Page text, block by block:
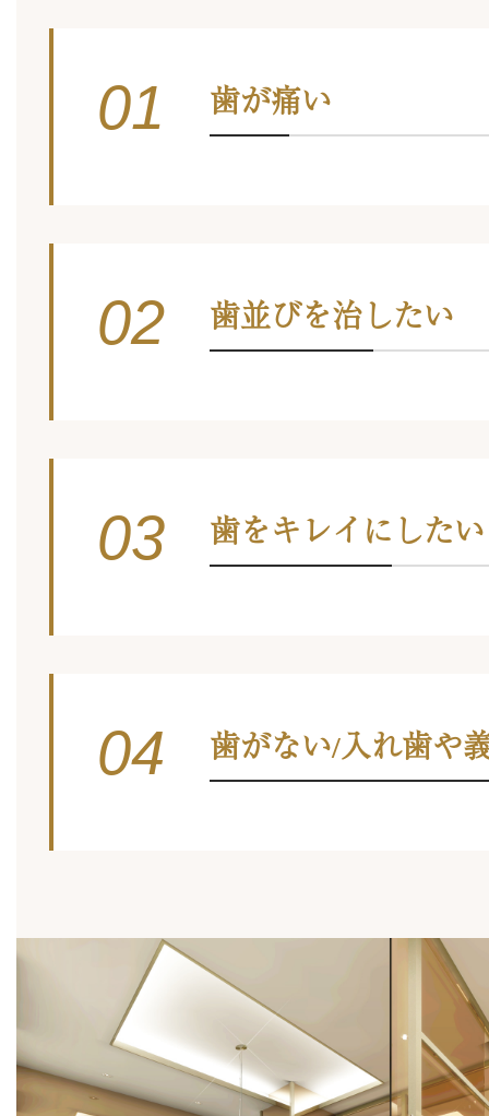
01 歯が痛い
02 歯並びを治したい
03 歯をキレイにしたい
04 歯がない/入れ歯や